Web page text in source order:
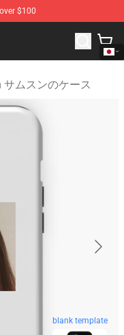
$100
Merchandise Store
サムスンのケース
blank template